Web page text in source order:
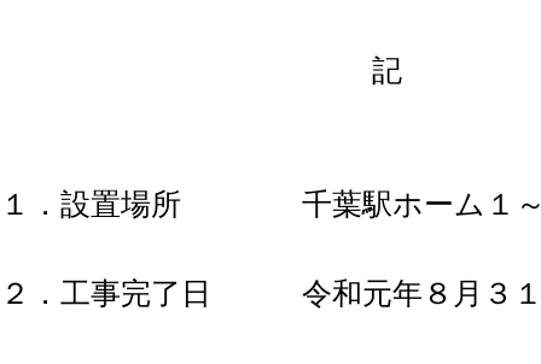
記
１．設置場所 千葉駅ホーム１～
２．工事完了日 令和元年８月３１